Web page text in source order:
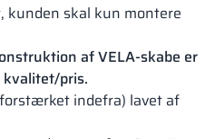
kunden skal kun montere
af VELA-skabe er
kvalitet/pris.
indefra) lavet af